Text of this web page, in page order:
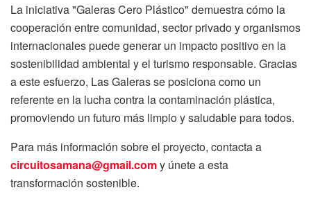
La iniciativa "Galeras Cero Plástico" demuestra cómo la
cooperación entre comunidad, sector privado y organismos
internacionales puede generar un impacto positivo en la
sostenibilidad ambiental y el turismo responsable. Gracias
a este esfuerzo, Las Galeras se posiciona como un
referente en la lucha contra la contaminación plástica,
promoviendo un futuro más limpio y saludable para todos.
Para más información sobre el proyecto, contacta a
circuitosamana@gmail.comy únete a esta
transformación sostenible.